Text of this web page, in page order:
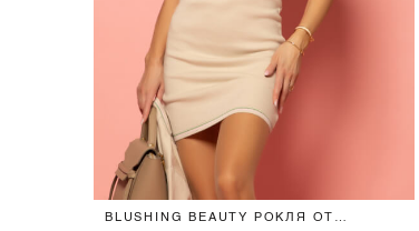
BLUSHING BEAUTY РОКЛЯ ОТ